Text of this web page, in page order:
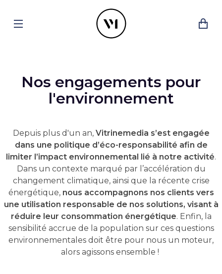
Nos engagements pour
l'environnement
Depuis plus d'un an, Vitrinemedia s’est engagée
dans une politique d’éco-responsabilité afin de
limiter l’impact environnemental lié à notre activité.
Dans un contexte marqué par l’accélération du
changement climatique, ainsi que la récente crise
énergétique, nous accompagnons nos clients vers
une utilisation responsable de nos solutions, visant à
réduire leur consommation énergétique. Enfin, la
sensibilité accrue de la population sur ces questions
environnementales doit être pour nous un moteur,
alors agissons ensemble !